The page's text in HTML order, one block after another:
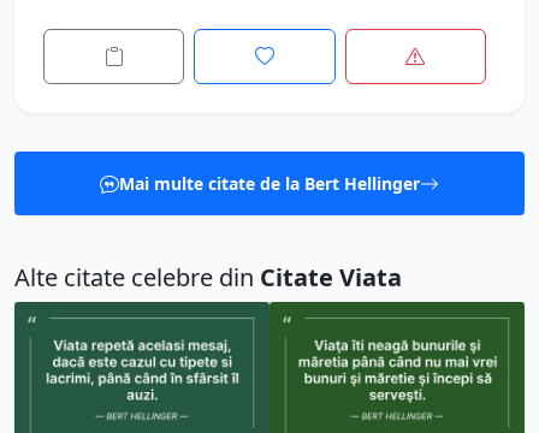
Mai multe citate de la Bert Hellinger
Alte citate celebre din Citate Viata